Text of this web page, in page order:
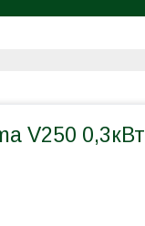
V250 0,3кВт